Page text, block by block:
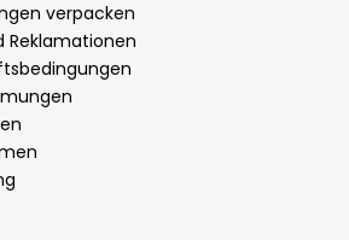
verpacken
Reklamationen